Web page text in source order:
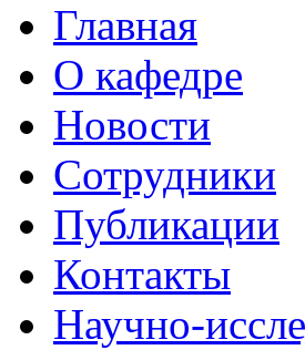
Главная
О кафедре
Новости
Сотрудники
Публикации
Контакты
Научно-